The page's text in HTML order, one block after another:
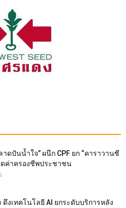
ดปันน้ำใจ” ผนึก CPF ยก “คาราวานซี
ดค่าครองชีพประชาชน
ดึงเทคโนโลยี AI ยกระดับบริการหลัง